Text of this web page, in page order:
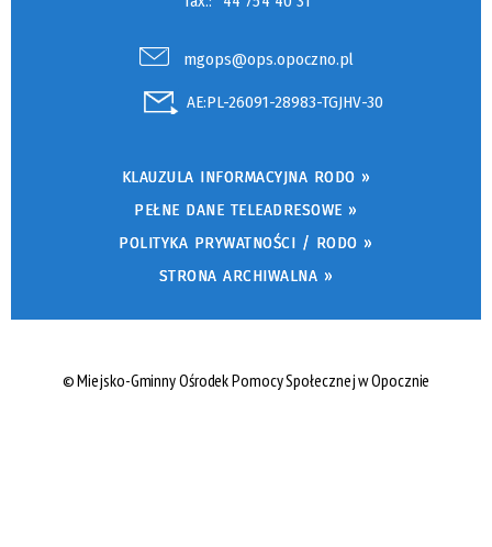
mgops@ops.opoczno.pl
AE:PL-26091-28983-TGJHV-30
KLAUZULA INFORMACYJNA RODO »
PEŁNE DANE TELEADRESOWE »
POLITYKA PRYWATNOŚCI / RODO »
STRONA ARCHIWALNA »
© Miejsko-Gminny Ośrodek Pomocy Społecznej w Opocznie